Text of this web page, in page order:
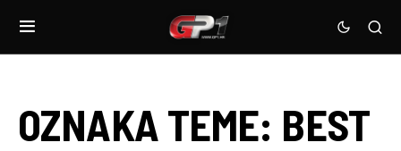
OZNAKA TEME: BEST